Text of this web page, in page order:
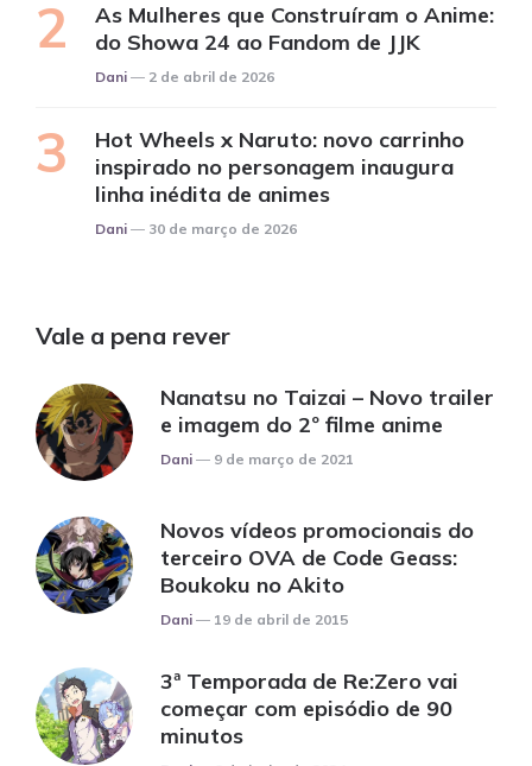
As Mulheres que Construíram o Anime:
do Showa 24 ao Fandom de JJK
Posted
Dani 2 de abril de 2026
Hot Wheels x Naruto: novo carrinho
inspirado no personagem inaugura
linha inédita de animes
Posted
Dani 30 de março de 2026
Vale a pena rever
Nanatsu no Taizai – Novo trailer
e imagem do 2º filme anime
Posted
Dani 9 de março de 2021
Novos vídeos promocionais do
terceiro OVA de Code Geass:
Boukoku no Akito
Posted
Dani 19 de abril de 2015
3ª Temporada de Re:Zero vai
começar com episódio de 90
minutos